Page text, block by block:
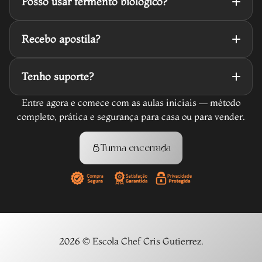
fermentação com fermento biológico.
Recebo apostila?
bases, proporções e material de apoio.
Tenho suporte?
Sim. Você conta com suporte via WhatsApp para tirar
dúvidas durante sua jornada.
Entre agora e comece com as aulas iniciais — método
completo, prática e segurança para casa ou para vender.
Turma encerrada
2026 © Escola Chef Cris Gutierrez.